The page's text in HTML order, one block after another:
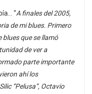
“A finales del 2005,
de mi blues. Primero
blues que se llamó
de ver a
parte importante
ahí los
“Pelusa”, Octavio